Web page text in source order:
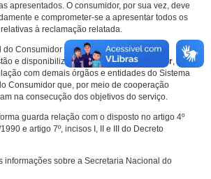
apresentados. O consumidor, por sua vez, deve
e comprometer-se a apresentar todos os
à reclamação relatada.
Consumidor do Ministério da Justiça é a
e disponibilização doConsumidor.gov.br,
com demais órgãos e entidades do Sistema
Consumidor que, por meio de cooperação
na consecução dos objetivos do serviço.
guarda relação com o disposto no artigo 4º
e artigo 7º, incisos I, II e III do Decreto
informações sobre a Secretaria Nacional do